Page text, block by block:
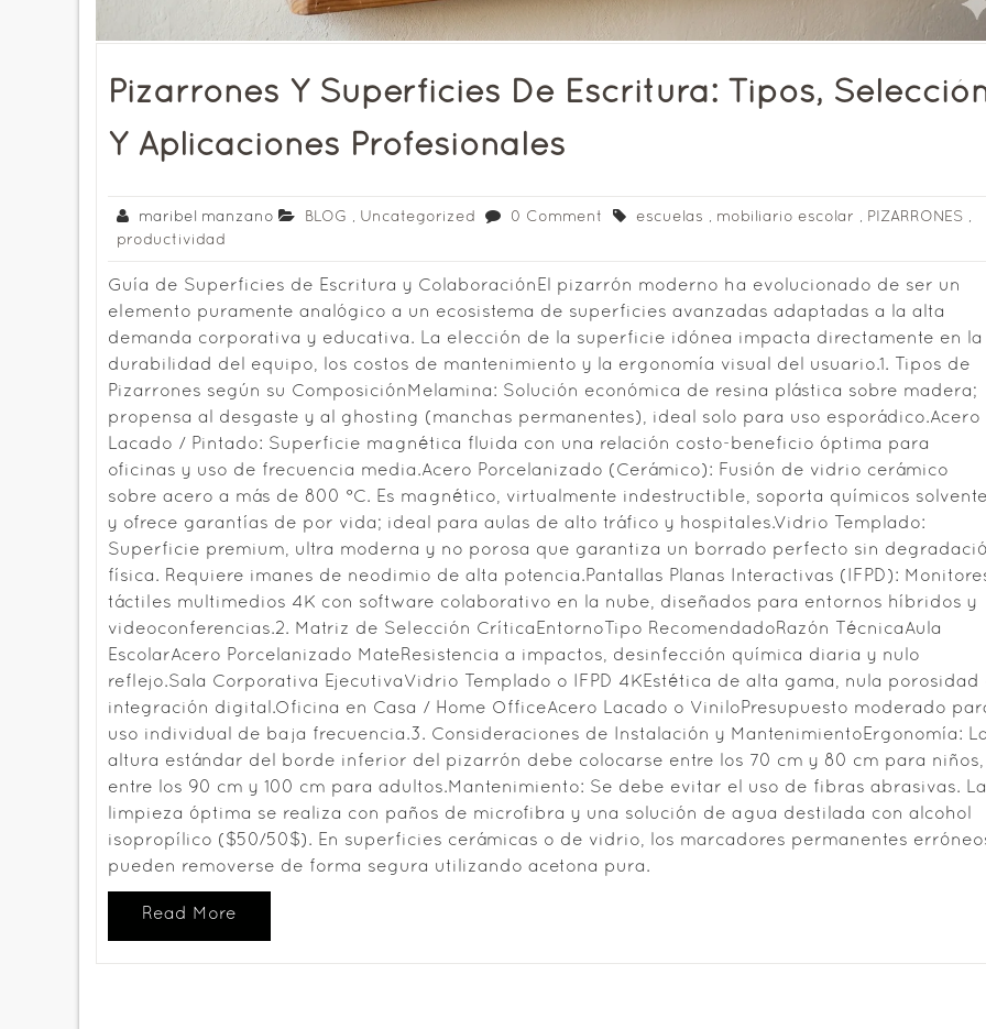
Pizarrones Y Superficies De Escritura: Tipos,
Y Aplicaciones Profesionales
maribel manzano BLOG , Uncategorized 0 Comment escuelas , mobiliario escolar , PIZARRONES ,
productividad
Guía de Superficies de Escritura y ColaboraciónEl pizarrón moderno ha evolucionado de ser un
elemento puramente analógico a un ecosistema de superficies avanzadas adaptadas a la alta
demanda corporativa y educativa. La elección de la superficie idónea impacta directamente en la
durabilidad del equipo, los costos de mantenimiento y la ergonomía visual del usuario.1. Tipos de
Pizarrones según su ComposiciónMelamina: Solución económica de resina plástica sobre madera;
propensa al desgaste y al ghosting (manchas permanentes), ideal solo para uso esporádico.Acero
Lacado / Pintado: Superficie magnética fluida con una relación costo-beneficio óptima para
oficinas y uso de frecuencia media.Acero Porcelanizado (Cerámico): Fusión de vidrio cerámico
sobre acero a más de 800 °C. Es magnético, virtualmente indestructible, soporta químicos
y ofrece garantías de por vida; ideal para aulas de alto tráfico y hospitales.Vidrio Templado:
Superficie premium, ultra moderna y no porosa que garantiza un borrado perfecto sin
física. Requiere imanes de neodimio de alta potencia.Pantallas Planas Interactivas (IFPD):
táctiles multimedios 4K con software colaborativo en la nube, diseñados para entornos híbridos y
videoconferencias.2. Matriz de Selección CríticaEntornoTipo RecomendadoRazón TécnicaAula
EscolarAcero Porcelanizado MateResistencia a impactos, desinfección química diaria y nulo
reflejo.Sala Corporativa EjecutivaVidrio Templado o IFPD 4KEstética de alta gama, nula porosidad
integración digital.Oficina en Casa / Home OfficeAcero Lacado o ViniloPresupuesto moderado
uso individual de baja frecuencia.3. Consideraciones de Instalación y MantenimientoErgonomía:
altura estándar del borde inferior del pizarrón debe colocarse entre los 70 cm y 80 cm para niños,
entre los 90 cm y 100 cm para adultos.Mantenimiento: Se debe evitar el uso de fibras abrasivas. La
limpieza óptima se realiza con paños de microfibra y una solución de agua destilada con alcohol
isopropílico ($50/50$). En superficies cerámicas o de vidrio, los marcadores permanentes
pueden removerse de forma segura utilizando acetona pura.
Read More